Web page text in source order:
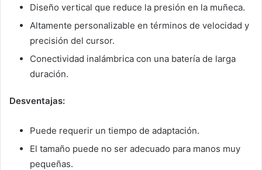
Diseño vertical que reduce la presión en la muñeca.
Altamente personalizable en términos de velocidad y
precisión del cursor.
Conectividad inalámbrica con una batería de larga
duración.
Desventajas:
Puede requerir un tiempo de adaptación.
El tamaño puede no ser adecuado para manos muy
pequeñas.